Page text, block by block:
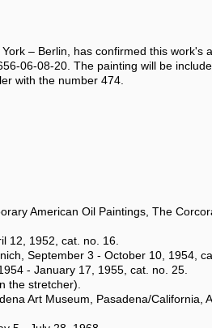
– Berlin, has confirmed this work's
06-08-20. The painting will be
with the number 474.
American Oil Paintings, The
12, 1952, cat. no. 16.
September 3 - October 10, 1954,
- January 17, 1955, cat. no. 25.
the stretcher).
Art Museum, Pasadena/California,